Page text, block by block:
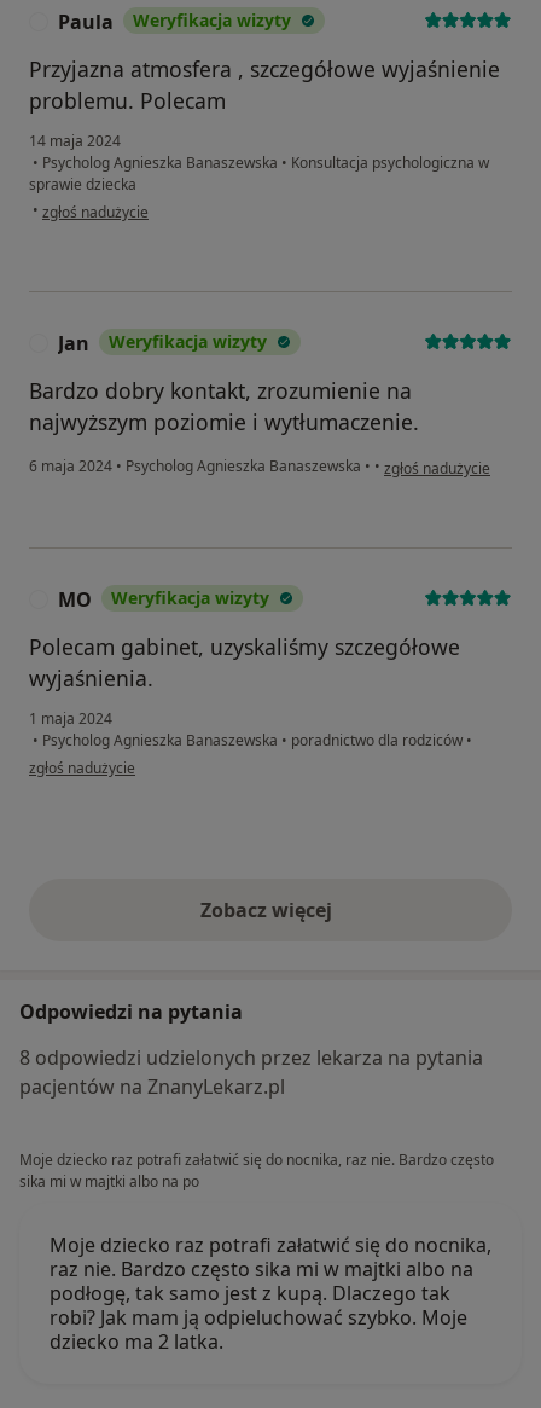
Paula Weryfikacja wizyty
Przyjazna atmosfera , szczegółowe wyjaśnienie
problemu. Polecam
14 maja 2024
• Psycholog Agnieszka Banaszewska • Konsultacja psychologiczna w
sprawie dziecka
• w opinii użytkownika Paula
zgłoś nadużycie
Jan Weryfikacja wizyty
Bardzo dobry kontakt, zrozumienie na
najwyższym poziomie i wytłumaczenie.
6 maja 2024 • Psycholog Agnieszka Banaszewska • • w opinii użytkownika
zgłoś nadużycie
MO Weryfikacja wizyty
Polecam gabinet, uzyskaliśmy szczegółowe
wyjaśnienia.
1 maja 2024
• Psycholog Agnieszka Banaszewska • poradnictwo dla rodziców •
w opinii użytkownika MO
zgłoś nadużycie
Zobacz więcejopinie powyżej
Odpowiedzi na pytania
8 odpowiedzi udzielonych przez lekarza na pytania
pacjentów na ZnanyLekarz.pl
Moje dziecko raz potrafi załatwić się do nocnika, raz nie. Bardzo często
sika mi w majtki albo na po
Moje dziecko raz potrafi załatwić się do nocnika,
raz nie. Bardzo często sika mi w majtki albo na
podłogę, tak samo jest z kupą. Dlaczego tak
robi? Jak mam ją odpieluchować szybko. Moje
dziecko ma 2 latka.